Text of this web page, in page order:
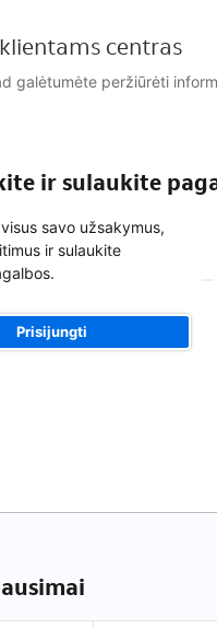
centras
galėtumėte peržiūrėti
ir sulaukite
savo užsakymus,
ir sulaukite
Prisijungti